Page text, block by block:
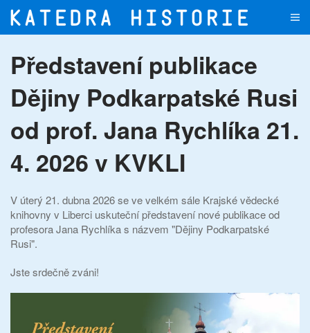
Přejít na hlavní obsah
Představení publikace
Dějiny Podkarpatské Rusi
od prof. Jana Rychlíka 21.
4. 2026 v KVKLI
V úterý 21. dubna 2026 se ve velkém sále Krajské vědecké
knihovny v Liberci uskuteční představení nové publikace od
profesora Jana Rychlíka s názvem "Dějiny Podkarpatské
Rusi".
Jste srdečně zváni!